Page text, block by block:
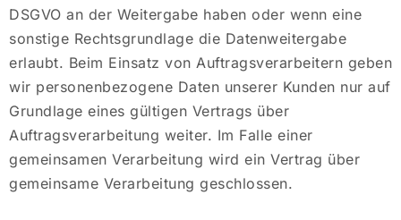
DSGVO an der Weitergabe haben oder wenn eine
sonstige Rechtsgrundlage die Datenweitergabe
erlaubt. Beim Einsatz von Auftragsverarbeitern geben
wir personenbezogene Daten unserer Kunden nur auf
Grundlage eines gültigen Vertrags über
Auftragsverarbeitung weiter. Im Falle einer
gemeinsamen Verarbeitung wird ein Vertrag über
gemeinsame Verarbeitung geschlossen.